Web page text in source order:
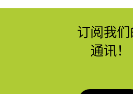
订阅我
通讯！